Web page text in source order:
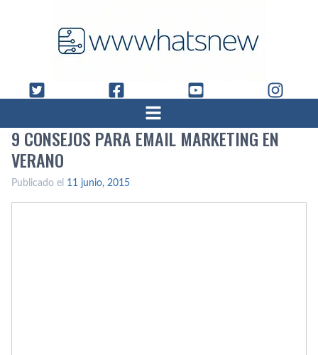
9 CONSEJOS PARA EMAIL MARKETING EN
VERANO
Publicado el 11 junio, 2015